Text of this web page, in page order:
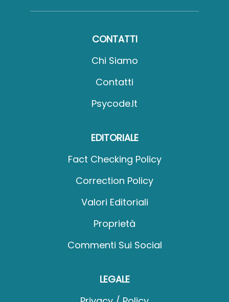
CONTATTI
Chi Siamo
Contatti
Psycode.it
EDITORIALE
Fact Checking Policy
Correction Policy
Valori Editoriali
Proprietà
Commenti Sui Social
LEGALE